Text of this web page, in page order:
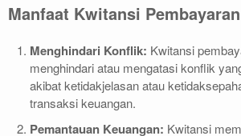
Manfaat Kwitansi Pembayaran
Menghindari Konflik: Kwitansi
menghindari atau mengatasi konflik
akibat ketidakjelasan atau
transaksi keuangan.
Pemantauan Keuangan: Kwitansi